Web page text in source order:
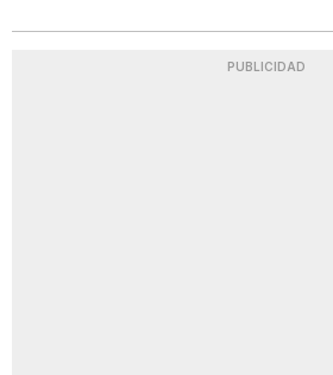
PUBLICIDAD